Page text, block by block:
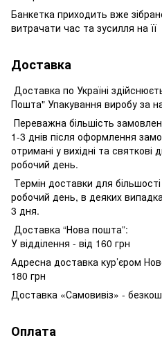
Банкетка приходить вже
витрачати час та зусилля на
Доставка
Доставка по Україні
Пошта" Упакування виробу за
Переважна більшість
1-3 днів після оформлення
отримані у вихідні та святкові
робочий день.
Термін доставки для
робочий день, в деяких
3 дня.
Доставка “Нова пошта”:
У відділення - від 160 грн
Адресна доставка кур’єром
180 грн
Доставка «Самовивіз» -
Оплата